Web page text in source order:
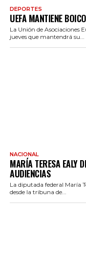
DEPORTES
UEFA MANTIENE
La Unión de Asociaciones
jueves que mantendrá su...
NACIONAL
MARÍA TERESA EALY
AUDIENCIAS
La diputada federal María
desde la tribuna de...